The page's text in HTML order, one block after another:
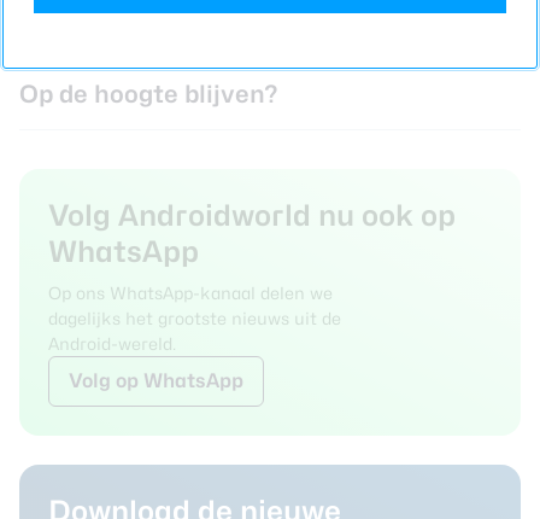
24 juni 2026 20 juni 2026
Op de hoogte blijven?
Volg Androidworld nu ook op
WhatsApp
Op ons WhatsApp-kanaal delen we
dagelijks het grootste nieuws uit de
Android-wereld.
Volg op WhatsApp
Download de nieuwe